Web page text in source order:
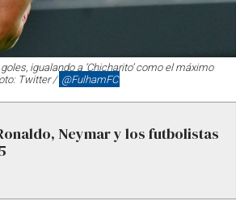
igualando a ‘Chicharito’ como el máximo
Twitter / @FulhamFC
Neymar y los futbolistas